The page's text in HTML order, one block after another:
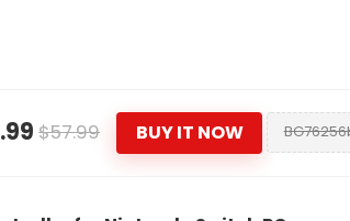
$57.99 BUY IT NOW